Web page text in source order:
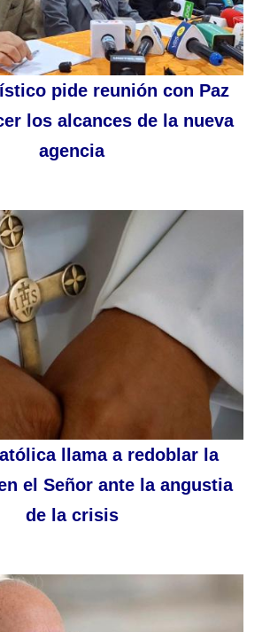
pide reunión con Paz
los alcances de la nueva
agencia
llama a redoblar la
el Señor ante la angustia
de la crisis